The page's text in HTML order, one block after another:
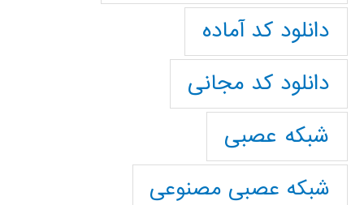
دانلود کد آماده
دانلود کد مجانی
شبکه عصبی
شبکه عصبی مصنوعی